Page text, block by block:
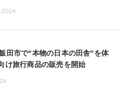
田市で“本物の日本の田舎“を体
け旅行商品の販売を開始